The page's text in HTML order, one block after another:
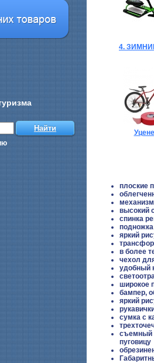
4.
плоские
высокий
спинка
яркий
в более
чехол
удобный
широкое
бампер,
яркий
сумка с
съемный
пуговицу